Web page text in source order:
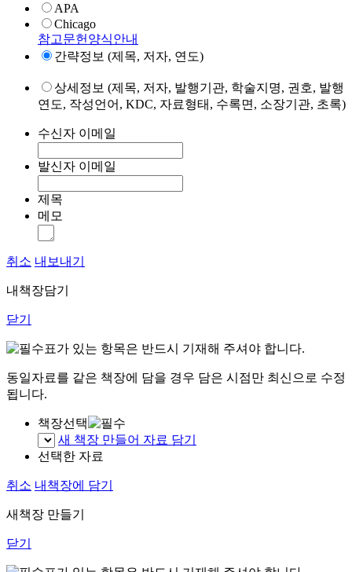
APA
Chicago
참고문헌양식안내
간략정보 (제목, 저자, 연도)
상세정보 (제목, 저자, 발행기관, 학술지명, 권호, 발행
연도, 작성언어, KDC, 자료형태, 수록면, 소장기관, 초록)
수신자 이메일
발신자 이메일
제목
메모
취소 내보내기
내책장담기
닫기
표가 있는 항목은 반드시 기재해 주셔야 합니다.
동일자료를 같은 책장에 담을 경우 담은 시점만 최신으로 수정
됩니다.
책장선택
새 책장 만들어 자료 담기
선택한 자료
취소 내책장에 담기
새책장 만들기
닫기